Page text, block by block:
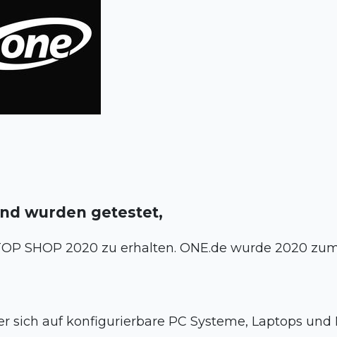
wurden getestet,
SHOP 2020 zu erhalten. ONE.de wurde 2020
sich auf konfigurierbare PC Systeme, Laptops und